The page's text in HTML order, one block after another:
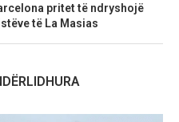
pritet të ndryshojë
të La Masias